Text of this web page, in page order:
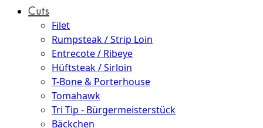
Cuts
Filet
Rumpsteak / Strip Loin
Entrecote / Ribeye
Hüftsteak / Sirloin
T-Bone & Porterhouse
Tomahawk
Tri Tip - Bürgermeisterstück
Bäckchen